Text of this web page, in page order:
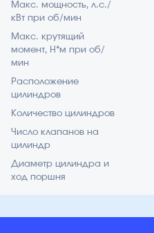
Макс. мощность, л.с./
кВт при об/мин
Макс. крутящий
момент, Н*м при об/
мин
Расположение
цилиндров
Количество цилиндров
Число клапанов на
цилиндр
Диаметр цилиндра и
ход поршня